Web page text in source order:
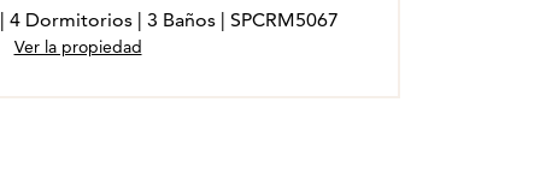
4 Dormitorios | 3 Baños | SPCRM5067
Ver la propiedad